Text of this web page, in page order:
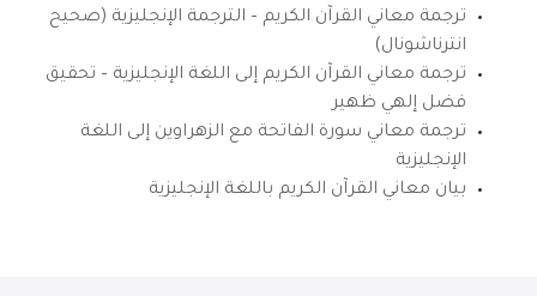
ترجمة معاني القرآن الكريم – الترجمة الإنجليزية (صحيح
انترناشونال)
ترجمة معاني القرآن الكريم إلى اللغة الإنجليزية – تحقيق
فضل إلهي ظهير
ترجمة معاني سورة الفاتحة مع الزهراوين إلى اللغة
الإنجليزية
بيان معاني القرآن الكريم باللغة الإنجليزية